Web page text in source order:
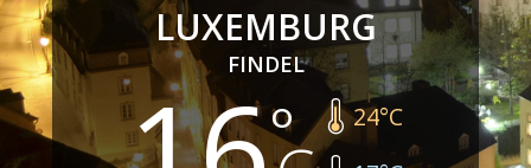
LUXEMBURG
FINDEL
24°C